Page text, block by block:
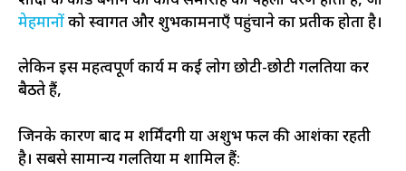
मेहमानोंको स्वागत और शुभकामनाएँ पहुंचाने का प्रतीक होता है।
लेकिन इस महत्वपूर्ण कार्य में कई लोग छोटी-छोटी गलतियों कर
बैठते हैं,
जिनके कारण बाद में शर्मिंदगी या अशुभ फल की आशंका रहती
है। सबसे सामान्य गलतियों में शामिल हैं: